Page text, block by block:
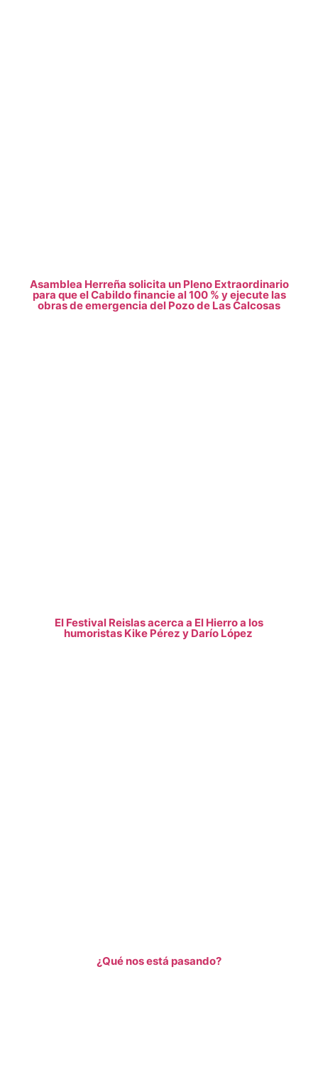
Asamblea Herreña solicita un Pleno Extraordinario
para que el Cabildo financie al 100 % y ejecute las
obras de emergencia del Pozo de Las Calcosas
El Festival Reislas acerca a El Hierro a los
humoristas Kike Pérez y Darío López
¿Qué nos está pasando?